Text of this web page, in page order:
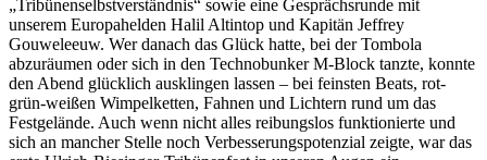
„Tribünenselbstverständnis“ sowie eine Gesprächsrunde mit
unserem Europahelden Halil Altintop und Kapitän Jeffrey
Gouweleeuw. Wer danach das Glück hatte, bei der Tombola
abzuräumen oder sich in den Technobunker M-Block tanzte, konnte
den Abend glücklich ausklingen lassen – bei feinsten Beats, rot-
grün-weißen Wimpelketten, Fahnen und Lichtern rund um das
Festgelände. Auch wenn nicht alles reibungslos funktionierte und
sich an mancher Stelle noch Verbesserungspotenzial zeigte, war das